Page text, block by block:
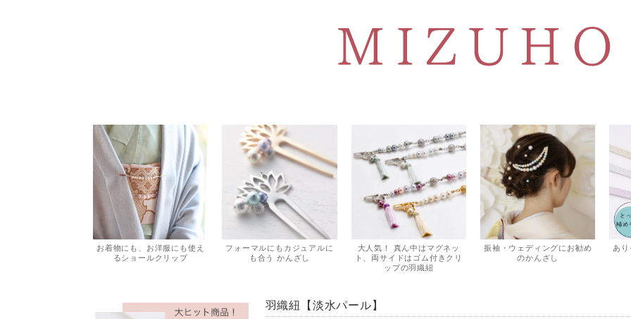
お着物にも、お洋服にも使え
るショールクリップ
フォーマルにもカジュアルに
も合う かんざし
大人気！ 真ん中はマグネッ
ト、両サイドはゴム付きクリ
ップの羽織紐
振袖・ウェディングにお勧め
のかんざし
あ
羽織紐【淡水パール】